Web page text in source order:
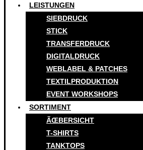
LEISTUNGEN
SIEBDRUCK
STICK
TRANSFERDRUCK
DIGITALDRUCK
WEBLABEL & PATCHES
TEXTILPRODUKTION
EVENT WORKSHOPS
SORTIMENT
ÃŒBERSICHT
T-SHIRTS
TANKTOPS